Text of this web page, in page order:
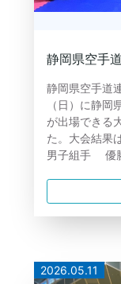
静岡県空手
静岡県空手道
（日）に静
が出場できる
た。大会結果
男子組手
2026.05.11